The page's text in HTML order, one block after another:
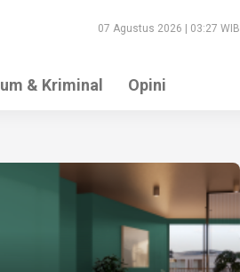
07 Agustus 2026 | 03:27 WIB
& Kriminal Opini